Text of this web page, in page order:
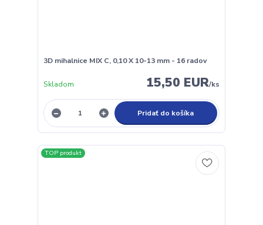
3D mihalnice MIX C, 0,10 X 10-13 mm - 16 radov
15,50 EUR/ks
Skladom
Pridať do košíka
TOP produkt